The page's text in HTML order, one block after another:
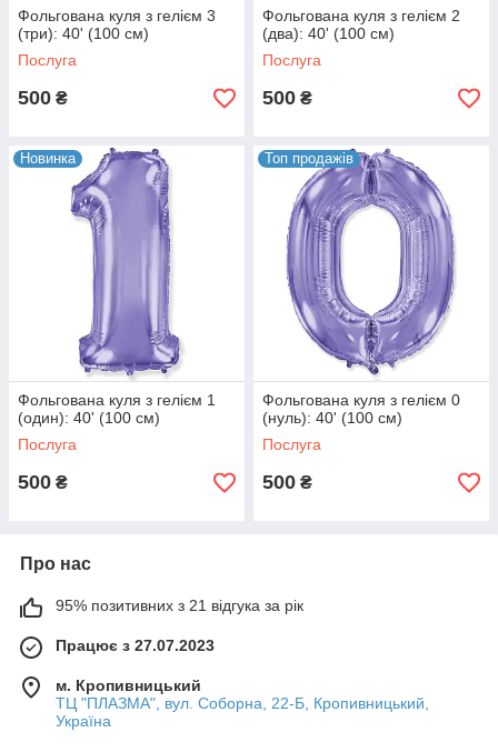
Фольгована куля з гелієм 3
(три): 40' (100 см)
Послуга
500 ₴
Фольгована куля з гелієм 2
(два): 40' (100 см)
Послуга
500 ₴
Новинка
Фольгована куля з гелієм 1
(один): 40' (100 см)
Послуга
500 ₴
Топ продажів
Фольгована куля з гелієм 0
(нуль): 40' (100 см)
Послуга
500 ₴
Про нас
95% позитивних з 21 відгука за рік
Працює з 27.07.2023
м. Кропивницький
ТЦ "ПЛАЗМА", вул. Соборна, 22-Б, Кропивницький,
Україна